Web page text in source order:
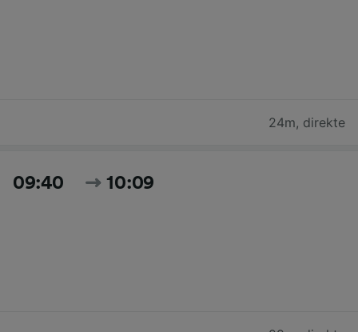
24m, direkte
09:40 10:09